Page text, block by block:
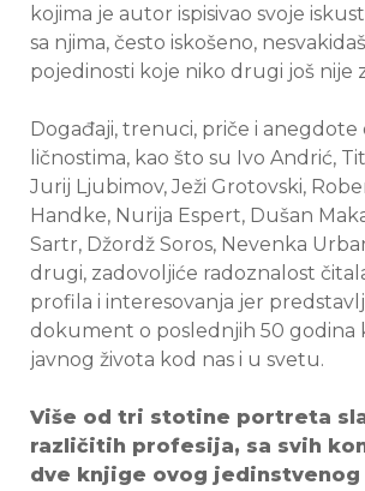
kojima je autor ispisivao svoje
sa njima, često iskošeno,
pojedinosti koje niko drugi još nije
Događaji, trenuci, priče i anegdote
ličnostima, kao što su Ivo Andrić,
Jurij Ljubimov, Ježi Grotovski,
Handke, Nurija Espert, Dušan
Sartr, Džordž Soros, Nevenka
drugi, zadovoljiće radoznalost
profila i interesovanja jer
dokument o poslednjih 50
javnog života kod nas i u svetu.
Više od tri stotine portreta
različitih profesija, sa svih
dve knjige ovog jedinstvenog